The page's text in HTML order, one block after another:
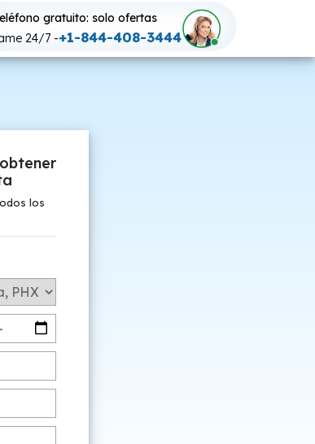
gratuito: solo ofertas
24/7 -+1-844-408-3444
los